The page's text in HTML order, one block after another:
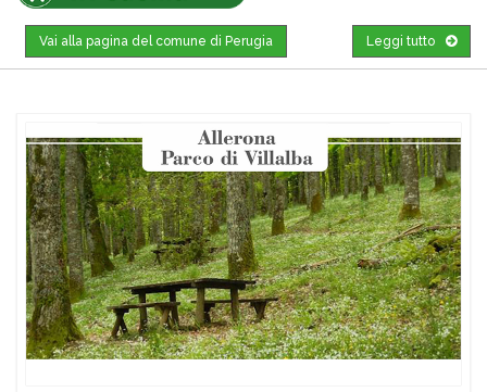
Leggi tutto
Vai alla pagina del comune di Perugia